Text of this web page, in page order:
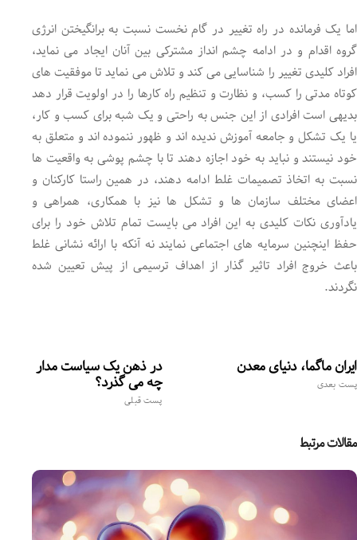
اما یک فرمانده در راه تغییر در گام نخست نسبت به برانگیختن انرژی
گروه اقدام و در ادامه چشم انداز مشترکی بین آنان ایجاد می نماید،
افراد کلیدی تغییر را شناسایی می کند و تلاش می نماید تا موفقیت های
کوتاه مدتی را کسب، و نظارت و تنظیم راه کارها را در اولویت قرار دهد
بدیهی است افرادی از این جنس به راحتی و یک شبه برای کسب و کار،
یا یک تشکل و جامعه آموزش ندیده اند و ظهور ننموده اند و متعلق به
خود نیستند و نباید به خود اجازه دهند تا با چشم پوشی به واقعیت ها
نسبت به اتخاذ تصمیمات غلط ادامه دهند، در همین راستا کارکنان و
اعضای مختلف سازمان ها و تشکل ها نیز با همکاری، همراهی و
یادآوری نکات کلیدی به این افراد می بایست تمام تلاش خود را برای
حفظ اینچنین سرمایه های اجتماعی نمایند نه آنکه با ارائه نشانی غلط
باعث خروج افراد تاثیر گذار از اهداف ترسیمی از پیش تعیین شده
نگردند.
در ذهن یک سیاست مدار
چه می گذرد؟
پست قبلی
ایران ماگما، دنیای معدن
پست بعدی
مقالات مرتبط